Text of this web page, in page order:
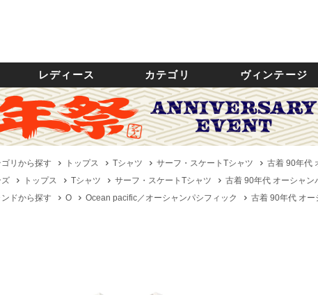
レディース カテゴリ ヴィンテージ
ゴリから探す トップス Tシャツ サーフ・スケートTシャツ
古着 90年代
ズ
トップス Tシャツ サーフ・スケートTシャツ
古着 90年代 オーシャン
ンドから探す
O Ocean pacific／オーシャンパシフィック 古着 90年代 オー